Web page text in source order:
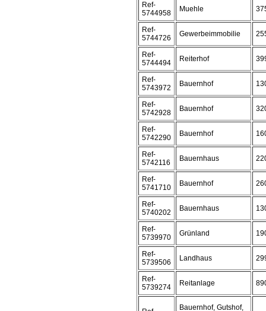
Ref-
5744958
Muehle
Ref-
5744726
Gewerbeimmobilie
Ref-
5744494
Reiterhof
Ref-
5743972
Bauernhof
Ref-
5742928
Bauernhof
Ref-
5742290
Bauernhof
Ref-
5742116
Bauernhaus
Ref-
5741710
Bauernhof
Ref-
5740202
Bauernhaus
Ref-
5739970
Grünland
Ref-
5739506
Landhaus
Ref-
5739274
Reitanlage
Bauernhof, Gutshof,